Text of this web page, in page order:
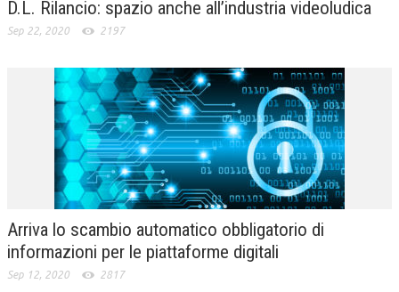
D.L. Rilancio: spazio anche all’industria videoludica
Sep 22, 2020 2197
Arriva lo scambio automatico obbligatorio di
informazioni per le piattaforme digitali
Sep 12, 2020 2817